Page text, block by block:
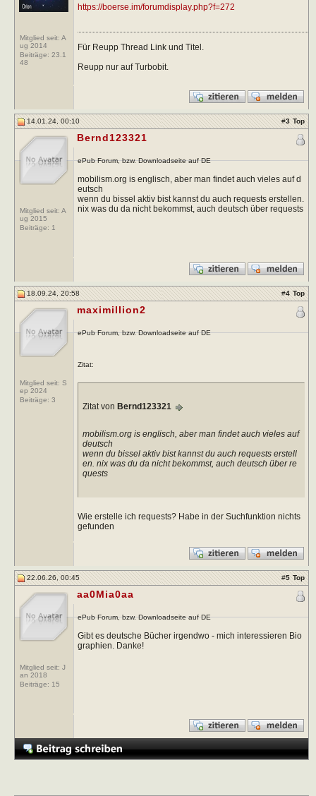
Mitglied seit: A
ug 2014
Beiträge: 23.1
48
https://boerse.im/forumdisplay.php?f=272
Für Reupp Thread Link und Titel.
Reupp nur auf Turbobit.
14.01.24, 00:10 #3 Top
Mitglied seit: A
ug 2015
Beiträge: 1
Bernd123321
ePub Forum, bzw. Downloadseite auf DE
mobilism.org is englisch, aber man findet auch vieles auf d
eutsch
wenn du bissel aktiv bist kannst du auch requests erstellen.
nix was du da nicht bekommst, auch deutsch über requests
18.09.24, 20:58 #4 Top
Mitglied seit: S
ep 2024
Beiträge: 3
maximillion2
ePub Forum, bzw. Downloadseite auf DE
Zitat:
Zitat von Bernd123321
mobilism.org is englisch, aber man findet auch vieles auf
deutsch
wenn du bissel aktiv bist kannst du auch requests erstell
en. nix was du da nicht bekommst, auch deutsch über re
quests
Wie erstelle ich requests? Habe in der Suchfunktion nichts
gefunden
22.06.26, 00:45 #5 Top
Mitglied seit: J
an 2018
Beiträge: 15
aa0Mia0aa
ePub Forum, bzw. Downloadseite auf DE
Gibt es deutsche Bücher irgendwo - mich interessieren Bio
graphien. Danke!